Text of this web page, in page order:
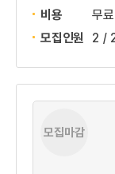
비용
무료
모집인원
2 /
모집마감